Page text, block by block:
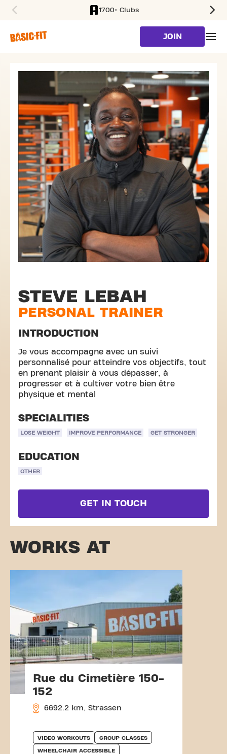
1700+ Clubs
JOIN
STEVE LEBAH
PERSONAL TRAINER
INTRODUCTION
Je vous accompagne avec un suivi
personnalisé pour atteindre vos objectifs, tout
en prenant plaisir à vous dépasser, à
progresser et à cultiver votre bien être
physique et mental
SPECIALITIES
LOSE WEIGHT IMPROVE PERFORMANCE GET STRONGER
EDUCATION
OTHER
GET IN TOUCH
WORKS AT
Rue du Cimetière 150-
152
6692.2 km, Strassen
VIDEO WORKOUTS GROUP CLASSES
WHEELCHAIR ACCESSIBLE